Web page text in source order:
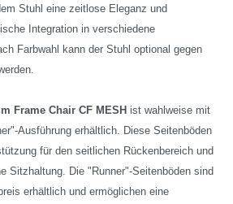
Stuhl eine zeitlose Eleganz und
Integration in verschiedene
Farbwahl kann der Stuhl optional gegen
Frame Chair CF MESH ist wahlweise mit
Ausführung erhältlich. Diese Seitenböden
für den seitlichen Rückenbereich und
Sitzhaltung. Die "Runner"-Seitenböden sind
erhältlich und ermöglichen eine